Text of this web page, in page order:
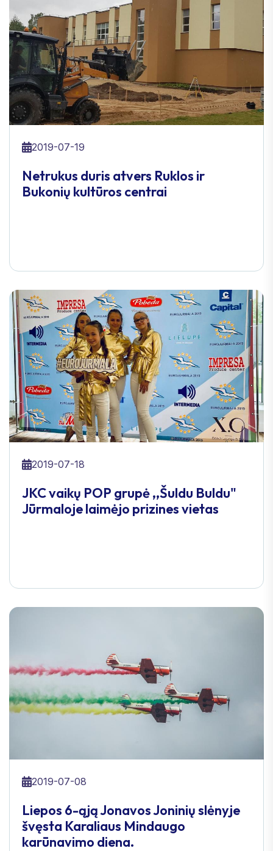
2019-07-19
Netrukus duris atvers Ruklos ir
Bukonių kultūros centrai
2019-07-18
JKC vaikų POP grupė ,,Šuldu Buldu"
Jūrmaloje laimėjo prizines vietas
2019-07-08
Liepos 6-ąją Jonavos Joninių slėnyje
švęsta Karaliaus Mindaugo
karūnavimo diena.